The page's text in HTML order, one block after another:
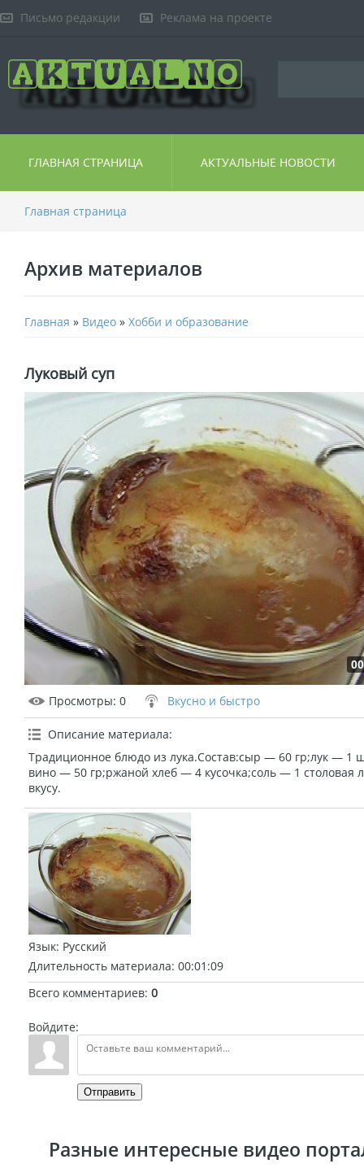
Письмо редакции Реклама на проекте
ГЛАВНАЯ СТРАНИЦА АКТУАЛЬНЫЕ НОВОСТИ
Главная страница
Архив материалов
Главная » Видео » Хобби и образование
Луковый суп
Просмотры: 0 Вкусно и быстро
Описание материала:
Традиционное блюдо из лука.Состав:сыр — 60 гр;лук — 1
вино — 50 гр;ржаной хлеб — 4 кусочка;соль — 1
вкусу.
Язык: Русский
Длительность материала: 00:01:09
Всего комментариев: 0
Войдите:
Отправить
Разные интересные видео